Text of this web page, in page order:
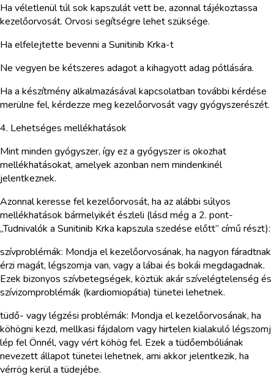
Ha véletlenül túl sok kapszulát vett be, azonnal tájékoztassa
kezelőorvosát. Orvosi segítségre lehet szüksége.
Ha elfelejtette bevenni a Sunitinib Krka-t
Ne vegyen be kétszeres adagot a kihagyott adag pótlására.
Ha a készítmény alkalmazásával kapcsolatban további kérdése
merülne fel, kérdezze meg kezelőorvosát vagy gyógyszerészét.
4. Lehetséges mellékhatások
Mint minden gyógyszer, így ez a gyógyszer is okozhat
mellékhatásokat, amelyek azonban nem mindenkinél
jelentkeznek.
Azonnal keresse fel kezelőorvosát, ha az alábbi súlyos
mellékhatások bármelyikét észleli (lásd még a 2. pont-
„Tudnivalók a Sunitinib Krka kapszula szedése előtt” című részt):
szívproblémák: Mondja el kezelőorvosának, ha nagyon fáradtnak
érzi magát, légszomja van, vagy a lábai és bokái megdagadnak.
Ezek bizonyos szívbetegségek, köztük akár szívelégtelenség és
szívizomproblémák (kardiomiopátia) tünetei lehetnek.
tüdő- vagy légzési problémák: Mondja el kezelőorvosának, ha
köhögni kezd, mellkasi fájdalom vagy hirtelen kialakuló légszomj
lép fel Önnél, vagy vért köhög fel. Ezek a tüdőembóliának
nevezett állapot tünetei lehetnek, ami akkor jelentkezik, ha
vérrög kerül a tüdejébe.